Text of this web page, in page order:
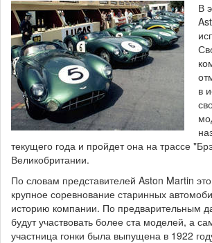
В
в
текущего года и пройдет она на трассе
Великобритании.
По словам представителей Aston Martin
крупное соревнование старинных
историю компании. По предварительным
будут участвовать более ста моделей, а
участница гонки была выпущена в 1922